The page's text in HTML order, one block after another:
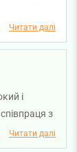
зміни в
Читати далі
і
з
стала
Читати далі